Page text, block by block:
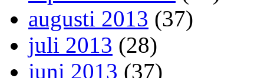
augusti 2013 (37)
juli 2013 (28)
juni 2013 (37)